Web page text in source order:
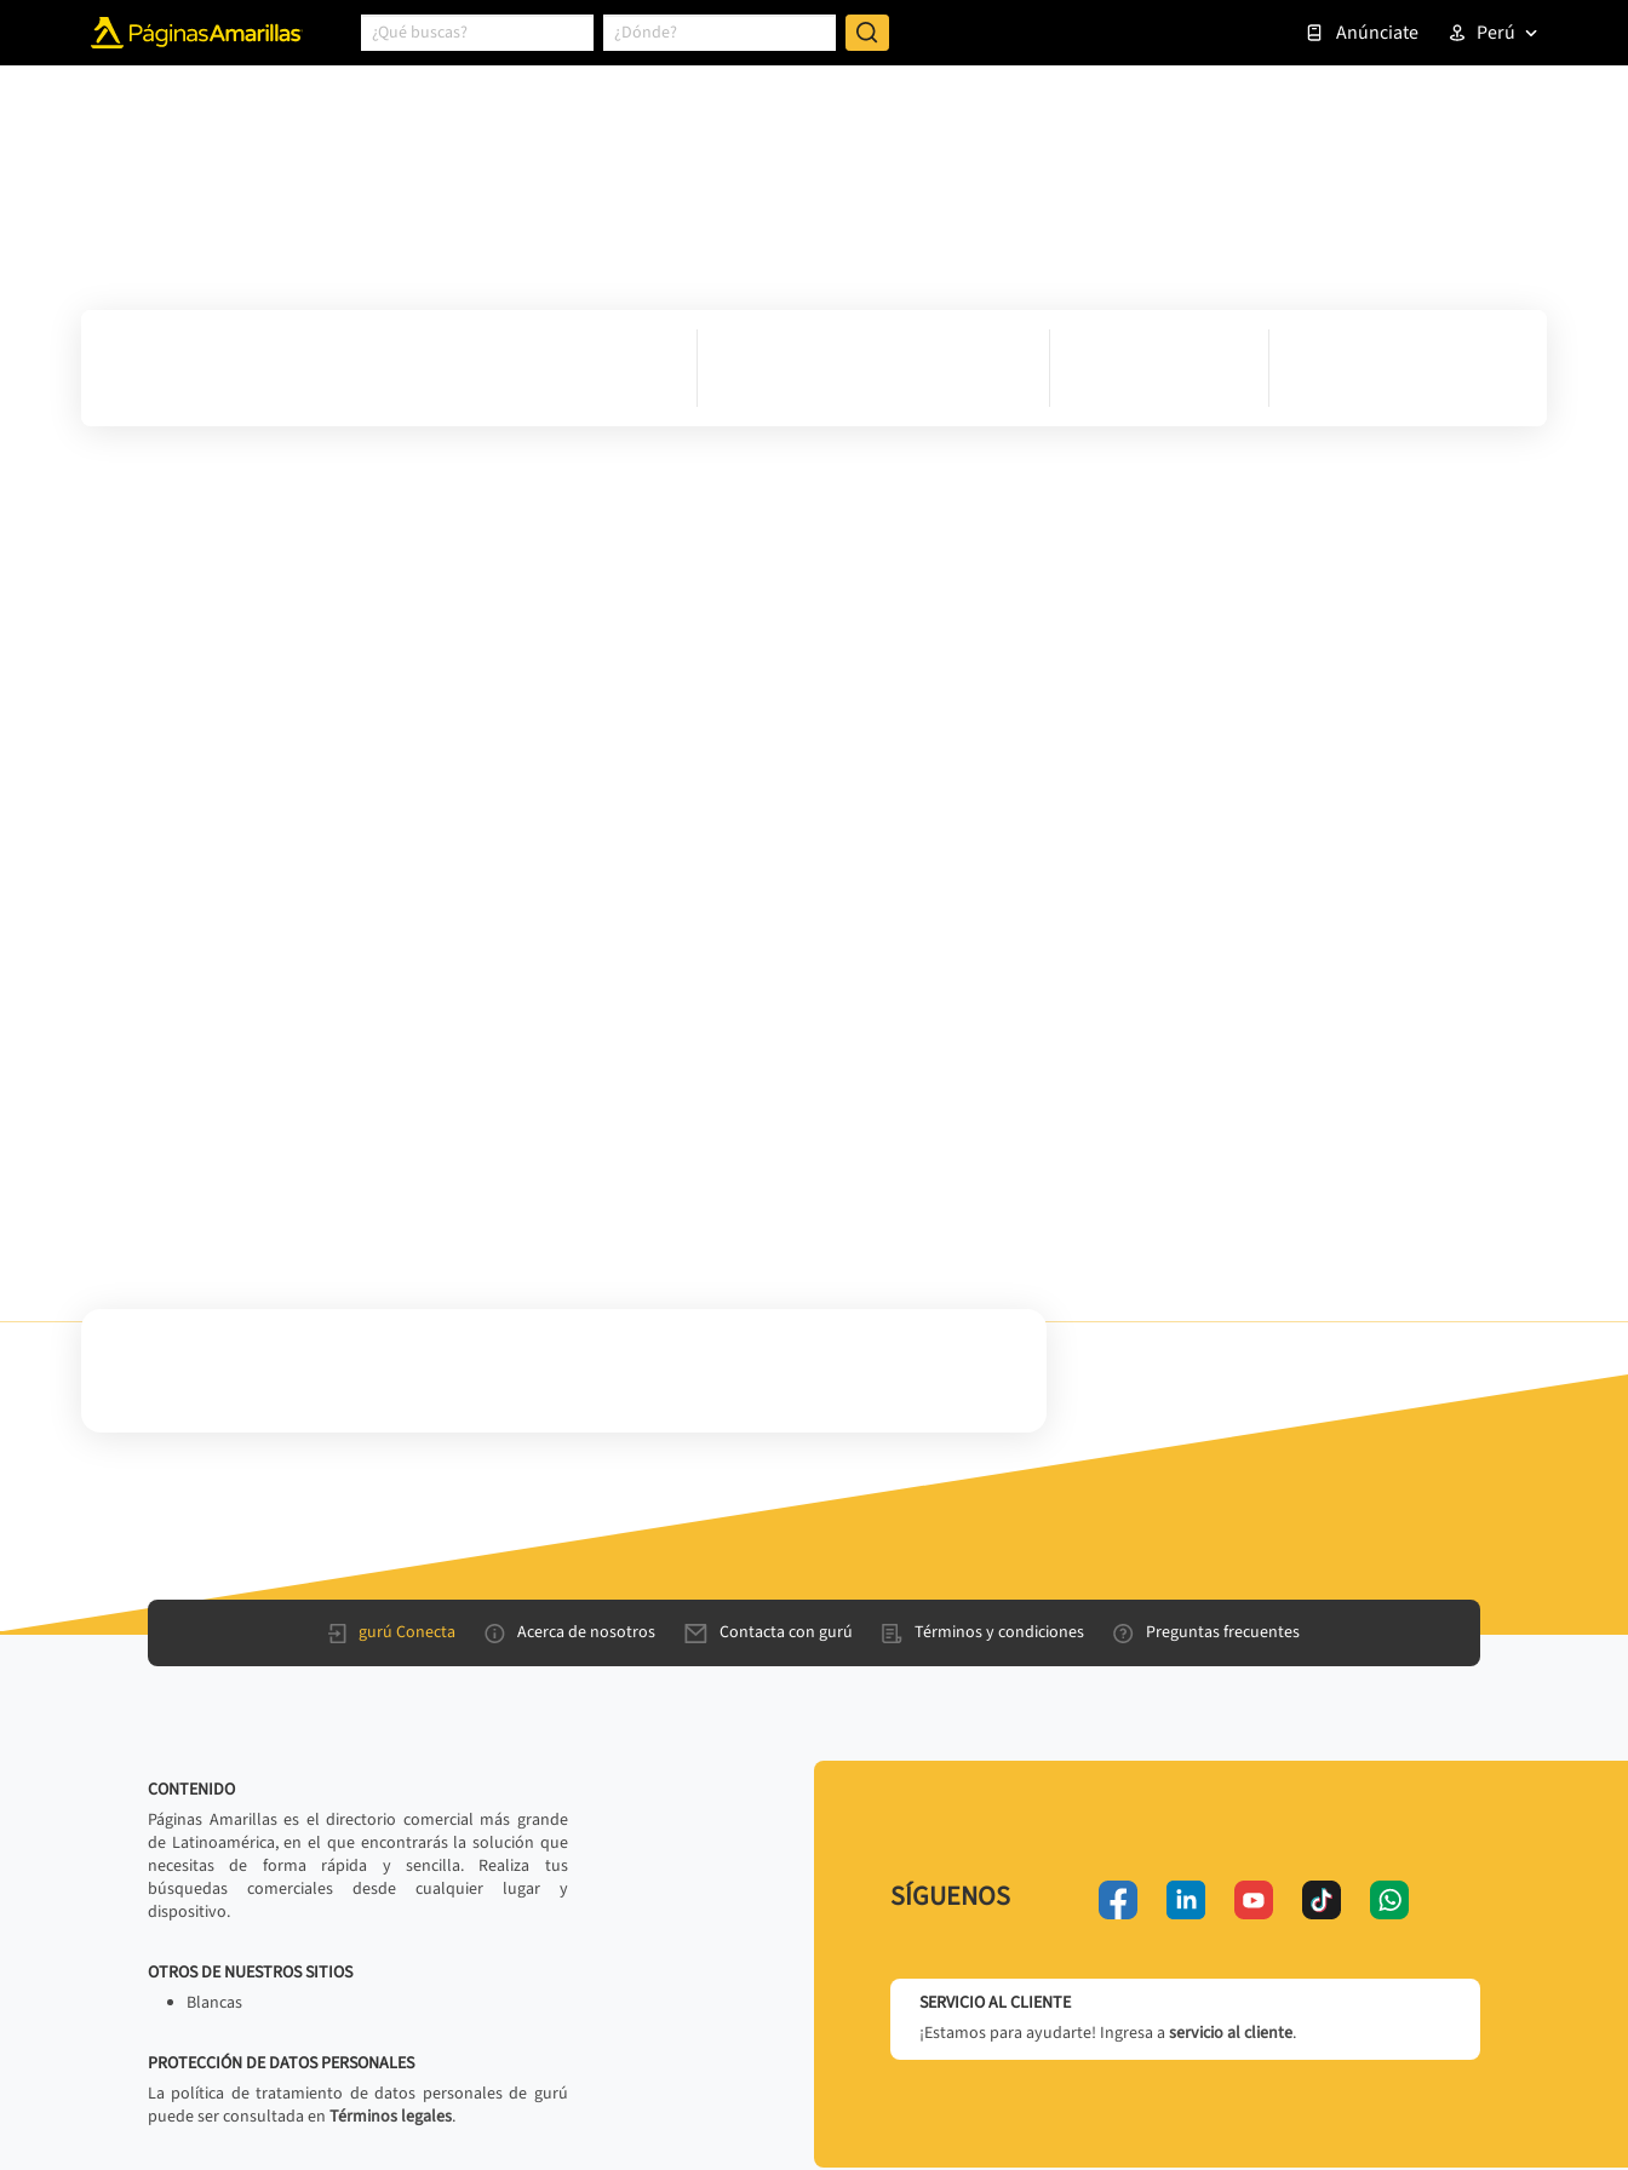
Anúnciate Perú
gurú Conecta Acerca de nosotros Contacta con gurú Términos y condiciones Preguntas frecuentes
CONTENIDO
Páginas Amarillas es el directorio comercial más grande
de Latinoamérica, en el que encontrarás la solución que
necesitas de forma rápida y sencilla. Realiza tus
búsquedas comerciales desde cualquier lugar y
dispositivo.
OTROS DE NUESTROS SITIOS
Blancas
PROTECCIÓN DE DATOS PERSONALES
La política de tratamiento de datos personales de gurú
puede ser consultada en Términos legales.
SÍGUENOS
SERVICIO AL CLIENTE
¡Estamos para ayudarte! Ingresa a servicio al cliente.